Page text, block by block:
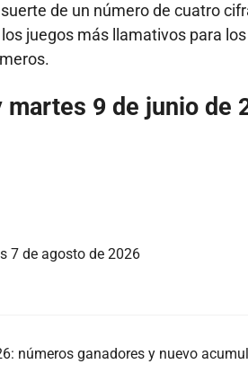
de un número de cuatro
juegos más llamativos para
9 de junio de
7 de agosto de 2026
números ganadores y nuevo